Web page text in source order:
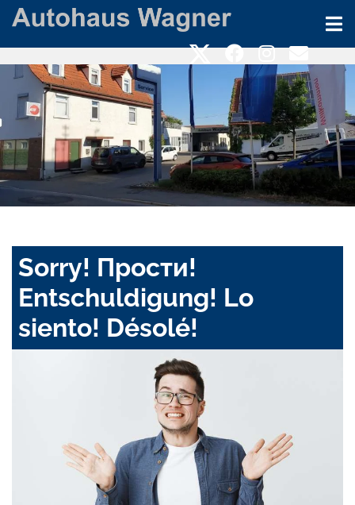
Sorry! Прости!
Entschuldigung! Lo
siento! Désolé!